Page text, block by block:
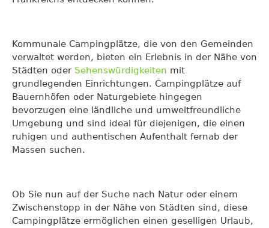
Kommunale Campingplätze, die von den Gemeinden
verwaltet werden, bieten ein Erlebnis in der Nähe von
Städten oder Sehenswürdigkeiten mit
grundlegenden Einrichtungen. Campingplätze auf
Bauernhöfen oder Naturgebiete hingegen
bevorzugen eine ländliche und umweltfreundliche
Umgebung und sind ideal für diejenigen, die einen
ruhigen und authentischen Aufenthalt fernab der
Massen suchen.
Ob Sie nun auf der Suche nach Natur oder einem
Zwischenstopp in der Nähe von Städten sind, diese
Campingplätze ermöglichen einen geselligen Urlaub,